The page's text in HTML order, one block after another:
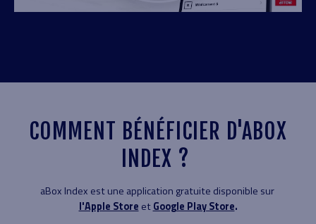
COMMENT BÉNÉFICIER D'ABOX
INDEX ?
aBox Index est une application gratuite disponible sur
l'Apple Store etGoogle Play Store.